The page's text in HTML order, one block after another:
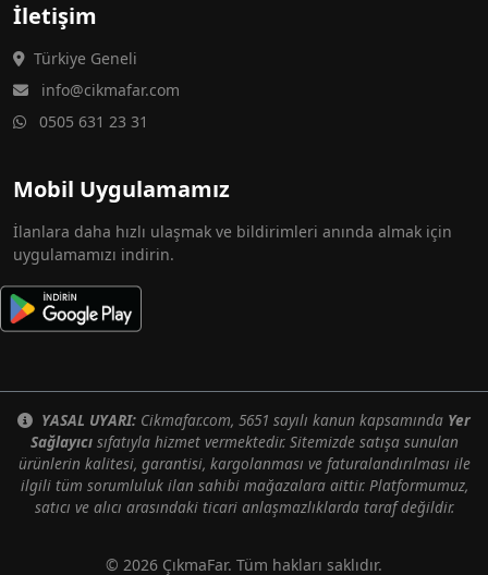
İletişim
Türkiye Geneli
info@cikmafar.com
0505 631 23 31
Mobil Uygulamamız
İlanlara daha hızlı ulaşmak ve bildirimleri anında almak için
uygulamamızı indirin.
YASAL UYARI: Cikmafar.com, 5651 sayılı kanun kapsamında Yer
Sağlayıcısıfatıyla hizmet vermektedir. Sitemizde satışa sunulan
ürünlerin kalitesi, garantisi, kargolanması ve faturalandırılması ile
ilgili tüm sorumluluk ilan sahibi mağazalara aittir. Platformumuz,
satıcı ve alıcı arasındaki ticari anlaşmazlıklarda taraf değildir.
© 2026 ÇıkmaFar. Tüm hakları saklıdır.